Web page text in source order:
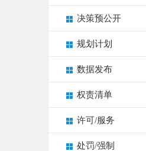
决策预公开
规划计划
数据发布
权责清单
许可/服务
处罚/强制